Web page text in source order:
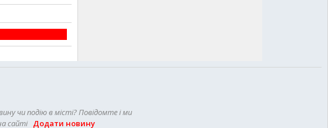
чи подію в місті? Повідомте і ми
сайті Додати новину